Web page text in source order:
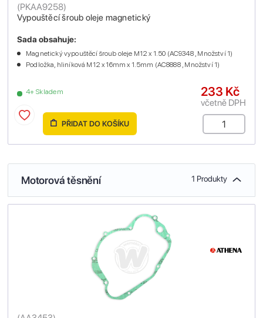
Vypouštěcí šroub oleje magnetický
(PKAA9258)
4+ Skladem
Sada obsahuje:
Magnetický vypouštěcí šroub oleje M12 x 1.50 (AC9348 , Množství 1)
Podložka, hliníková M12 x 16mm x 1.5mm (AC8888 , Množství 1)
233 Kč
včetně DPH
PŘIDAT DO KOŠÍKU
Motorová těsnění 1 Produkty